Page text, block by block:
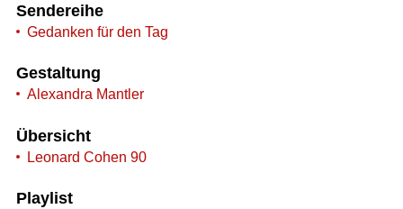
Sendereihe
Gedanken für den Tag
Gestaltung
Alexandra Mantler
Übersicht
Leonard Cohen 90
Playlist